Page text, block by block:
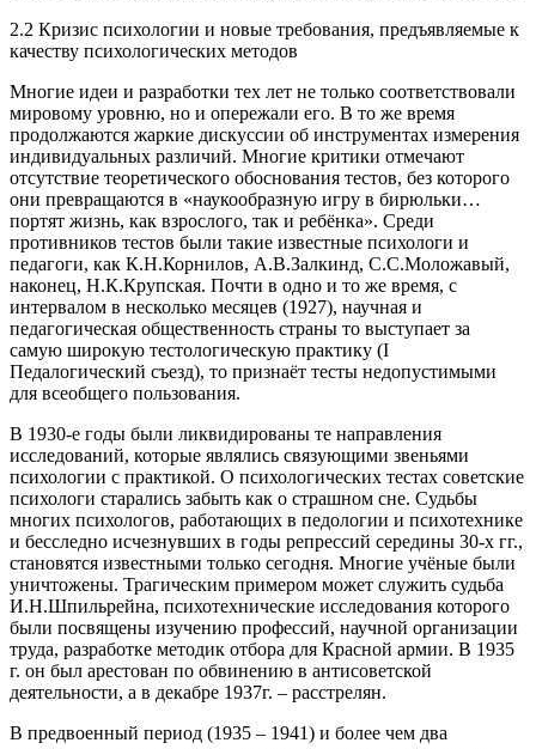
2.2 Кризис психологии и новые требования, предъявляемые к
качеству психологических методов
Многие идеи и разработки тех лет не только соответствовали
мировому уровню, но и опережали его. В то же время
продолжаются жаркие дискуссии об инструментах измерения
индивидуальных различий. Многие критики отмечают
отсутствие теоретического обоснования тестов, без которого
они превращаются в «наукообразную игру в бирюльки…
портят жизнь, как взрослого, так и ребёнка». Среди
противников тестов были такие известные психологи и
педагоги, как К.Н.Корнилов, А.В.Залкинд, С.С.Моложавый,
наконец, Н.К.Крупская. Почти в одно и то же время, с
интервалом в несколько месяцев (1927), научная и
педагогическая общественность страны то выступает за
самую широкую тестологическую практику (I
Педалогический съезд), то признаёт тесты недопустимыми
для всеобщего пользования.
В 1930-е годы были ликвидированы те направления
исследований, которые являлись связующими звеньями
психологии с практикой. О психологических тестах советские
психологи старались забыть как о страшном сне. Судьбы
многих психологов, работающих в педологии и психотехнике
и бесследно исчезнувших в годы репрессий середины 30-х гг.,
становятся известными только сегодня. Многие учёные были
уничтожены. Трагическим примером может служить судьба
И.Н.Шпильрейна, психотехнические исследования которого
были посвящены изучению профессий, научной организации
труда, разработке методик отбора для Красной армии. В 1935
г. он был арестован по обвинению в антисоветской
деятельности, а в декабре 1937г. – расстрелян.
В предвоенный период (1935 – 1941) и более чем два